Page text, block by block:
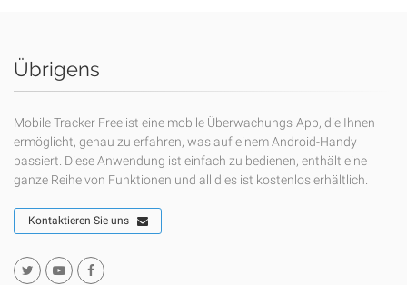
Übrigens
Mobile Tracker Free ist eine mobile Überwachungs-App, die Ihnen
ermöglicht, genau zu erfahren, was auf einem Android-Handy
passiert. Diese Anwendung ist einfach zu bedienen, enthält eine
ganze Reihe von Funktionen und all dies ist kostenlos erhältlich.
Kontaktieren Sie uns